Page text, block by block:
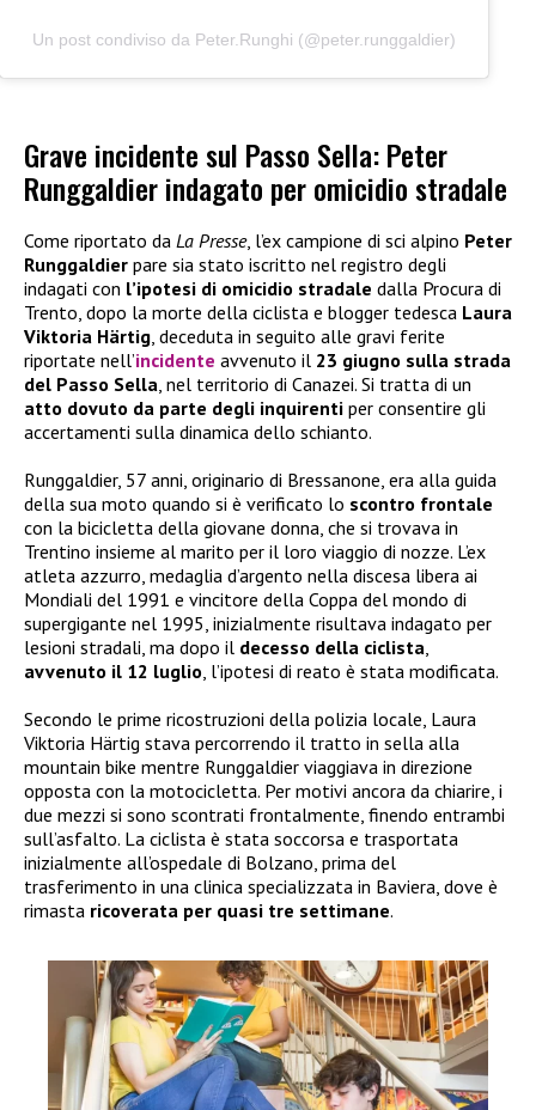
Un post condiviso da Peter.Runghi (@peter.runggaldier)
Grave incidente sul Passo Sella: Peter
Runggaldier indagato per omicidio stradale
Come riportato da La Presse, l’ex campione di sci alpino Peter
Runggaldier pare sia stato iscritto nel registro degli
indagati con l’ipotesi di omicidio stradale dalla Procura di
Trento, dopo la morte della ciclista e blogger tedesca Laura
Viktoria Härtig, deceduta in seguito alle gravi ferite
riportate nell’incidente avvenuto il 23 giugno sulla strada
del Passo Sella, nel territorio di Canazei. Si tratta di un
atto dovuto da parte degli inquirenti per consentire gli
accertamenti sulla dinamica dello schianto.
Runggaldier, 57 anni, originario di Bressanone, era alla guida
della sua moto quando si è verificato lo scontro frontale
con la bicicletta della giovane donna, che si trovava in
Trentino insieme al marito per il loro viaggio di nozze. L’ex
atleta azzurro, medaglia d’argento nella discesa libera ai
Mondiali del 1991 e vincitore della Coppa del mondo di
supergigante nel 1995, inizialmente risultava indagato per
lesioni stradali, ma dopo il decesso della ciclista,
avvenuto il 12 luglio, l’ipotesi di reato è stata modificata.
Secondo le prime ricostruzioni della polizia locale, Laura
Viktoria Härtig stava percorrendo il tratto in sella alla
mountain bike mentre Runggaldier viaggiava in direzione
opposta con la motocicletta. Per motivi ancora da chiarire, i
due mezzi si sono scontrati frontalmente, finendo entrambi
sull’asfalto. La ciclista è stata soccorsa e trasportata
inizialmente all’ospedale di Bolzano, prima del
trasferimento in una clinica specializzata in Baviera, dove è
rimasta ricoverata per quasi tre settimane.